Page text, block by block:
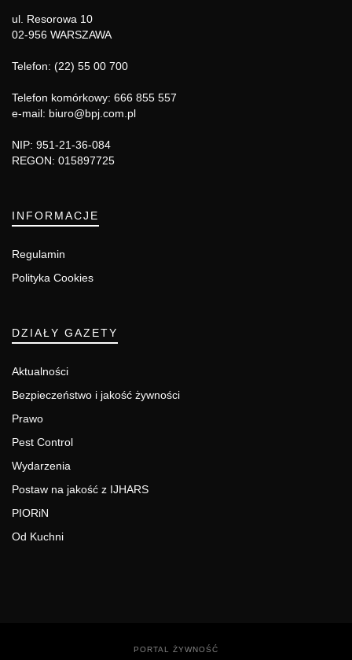
ul. Resorowa 10
02-956 WARSZAWA
Telefon: (22) 55 00 700
Telefon komórkowy: 666 855 557
e-mail: biuro@bpj.com.pl
NIP: 951-21-36-084
REGON: 015897725
INFORMACJE
Regulamin
Polityka Cookies
DZIAŁY GAZETY
Aktualności
Bezpieczeństwo i jakość żywności
Prawo
Pest Control
Wydarzenia
Postaw na jakość z IJHARS
PIORiN
Od Kuchni
PORTAL ŻYWNOŚĆ